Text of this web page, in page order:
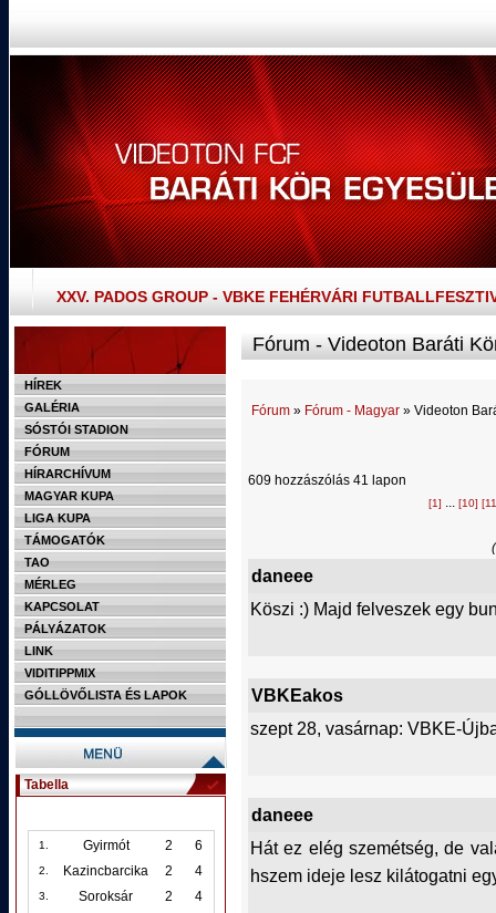
XXV. PADOS GROUP - VBKE FEHÉRVÁRI
HÍREK
GALÉRIA
SÓSTÓI STADION
FÓRUM
HÍRARCHÍVUM
MAGYAR KUPA
LIGA KUPA
TÁMOGATÓK
TAO
MÉRLEG
KAPCSOLAT
PÁLYÁZATOK
LINK
VIDITIPPMIX
GÓLLÖVŐLISTA ÉS LAPOK
Tabella
1. Gyirmót 2 6
2. Kazincbarcika 2 4
3. Soroksár 2 4
Fórum - Videoton Baráti
Fórum » Fórum - Magyar » Videoton
609 hozzászólás 41 lapon
[1] ... [10]
daneee
Köszi :) Majd felveszek egy
VBKEakos
szept 28, vasárnap: VBKE-
daneee
Hát ez elég szemétség, de
hszem ideje lesz kilátogatni